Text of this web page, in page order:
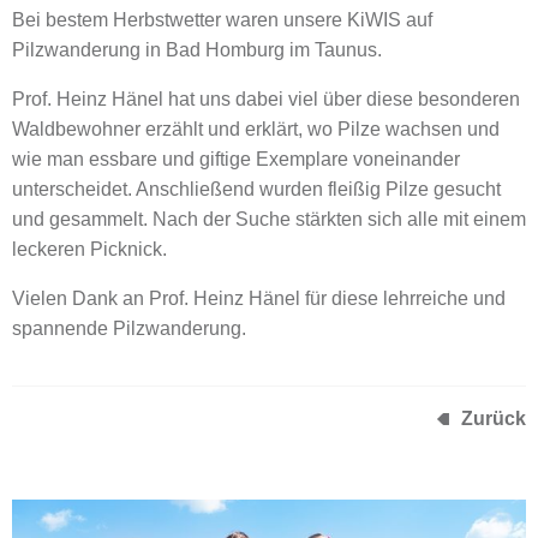
Bei bestem Herbstwetter waren unsere KiWIS auf
Pilzwanderung in Bad Homburg im Taunus.
Prof. Heinz Hänel hat uns dabei viel über diese besonderen
Waldbewohner erzählt und erklärt, wo Pilze wachsen und
wie man essbare und giftige Exemplare voneinander
unterscheidet. Anschließend wurden fleißig Pilze gesucht
und gesammelt. Nach der Suche stärkten sich alle mit einem
leckeren Picknick.
Vielen Dank an Prof. Heinz Hänel für diese lehrreiche und
spannende Pilzwanderung.
Zurück